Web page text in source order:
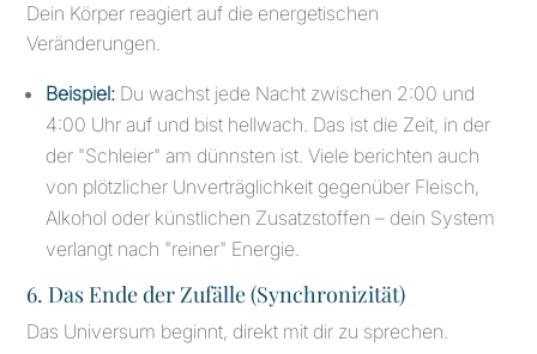
Dein Körper reagiert auf die energetischen
Veränderungen.
Beispiel: Du wachst jede Nacht zwischen 2:00 und
4:00 Uhr auf und bist hellwach. Das ist die Zeit, in der
der "Schleier" am dünnsten ist. Viele berichten auch
von plötzlicher Unverträglichkeit gegenüber Fleisch,
Alkohol oder künstlichen Zusatzstoffen – dein System
verlangt nach "reiner" Energie.
6. Das Ende der Zufälle (Synchronizität)
Das Universum beginnt, direkt mit dir zu sprechen.